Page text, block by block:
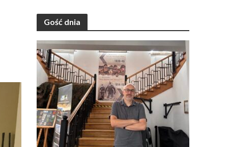
Gość dnia